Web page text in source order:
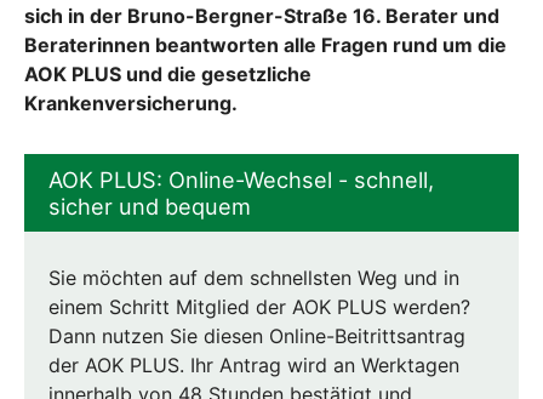
sich in der Bruno-Bergner-Straße 16. Berater und
Beraterinnen beantworten alle Fragen rund um die
AOK PLUS und die gesetzliche
Krankenversicherung.
AOK PLUS: Online-Wechsel - schnell,
sicher und bequem
Sie möchten auf dem schnellsten Weg und in
einem Schritt Mitglied der AOK PLUS werden?
Dann nutzen Sie diesen Online-Beitrittsantrag
der AOK PLUS. Ihr Antrag wird an Werktagen
innerhalb von 48 Stunden bestätigt und